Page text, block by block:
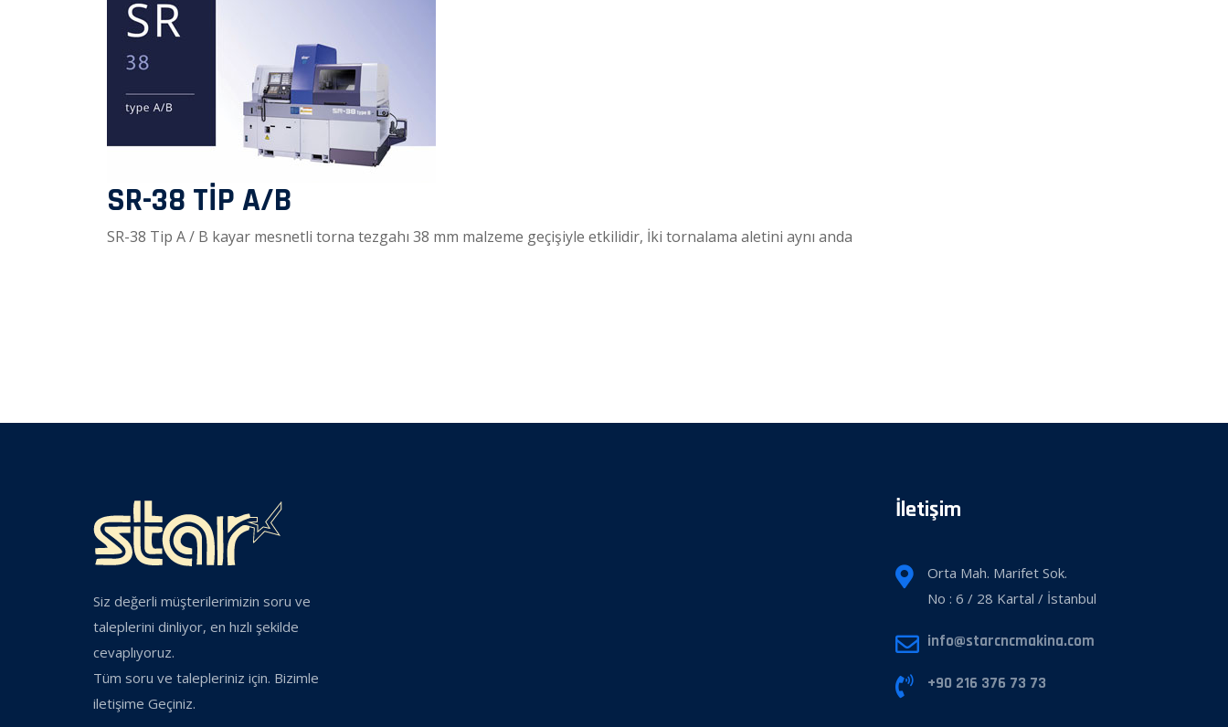
SR-38 TİP A/B
SR-38 Tip A / B kayar mesnetli torna tezgahı 38 mm malzeme geçişiyle etkilidir, İki tornalama aletini aynı anda
Siz değerli müşterilerimizin soru ve
taleplerini dinliyor, en hızlı şekilde
cevaplıyoruz.
Tüm soru ve talepleriniz için. Bizimle
iletişime Geçiniz.
İletişim
Orta Mah. Marifet Sok.
No : 6 / 28 Kartal / İstanbul
info@starcncmakina.com
+90 216 376 73 73